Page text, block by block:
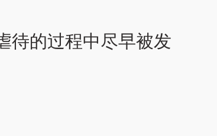
待的过程中尽早被发